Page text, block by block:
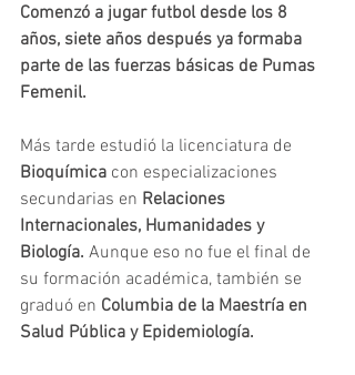
Comenzó a jugar futbol desde los 8
años, siete años después ya formaba
parte de las fuerzas básicas de Pumas
Femenil.
Más tarde estudió la licenciatura de
Bioquímica con especializaciones
secundarias en Relaciones
Internacionales, Humanidades y
Biología. Aunque eso no fue el final de
su formación académica, también se
graduó en Columbia de la Maestría en
Salud Pública y Epidemiología.